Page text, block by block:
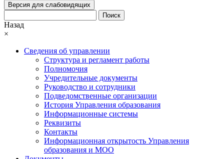
Версия для слабовидящих
Поиск
Назад
×
Сведения об управлении
Структура и регламент работы
Полномочия
Учредительные документы
Руководство и сотрудники
Подведомственные организации
История Управления образования
Информационные системы
Реквизиты
Контакты
Информационная открытость Управления
образования и МОО